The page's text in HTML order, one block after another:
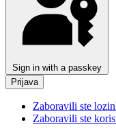
Sign in with a passkey
Prijava
Zaboravili ste
Zaboravili ste